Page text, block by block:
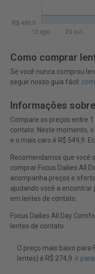
Como comprar
Se você nunca comprou
seguir nosso guia fácil:
Informações
Compare os preços entre
contato. Neste momento,
e o mais caro é R$ 549,9.
Recomendamos que você
comprar Focus Dailies All
acompanha preços e
ajudando você a
em lentes de contato.
Focus Dailies All Day
lentes de contato.
O preço mais baixo para
lentes) é R$ 274,9. Ir